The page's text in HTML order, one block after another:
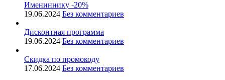
Имениннику -20%
19.06.2024 Без комментариев
Дисконтная программа
19.06.2024 Без комментариев
Скидка по промокоду
17.06.2024 Без комментариев